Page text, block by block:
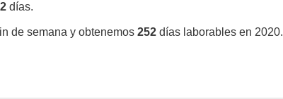
días.
de semana y obtenemos 252 días laborables en 2020.